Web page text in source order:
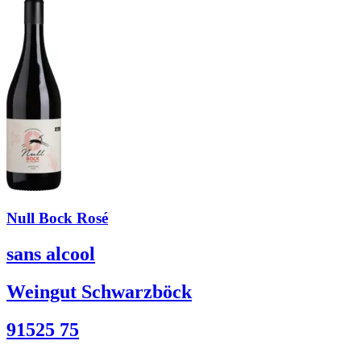
Null Bock Rosé
sans alcool
Weingut Schwarzböck
91525 75